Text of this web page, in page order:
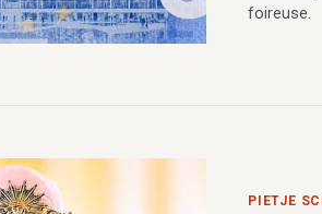
foireuse.
PIETJE